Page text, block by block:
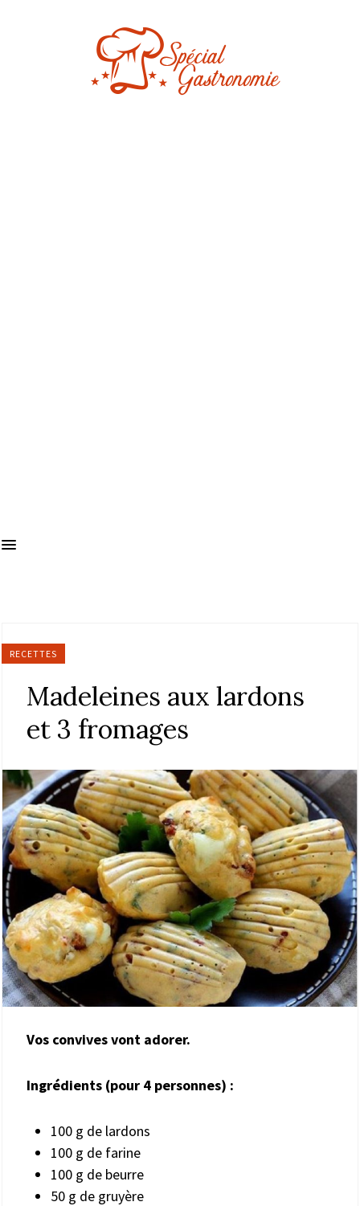
RECETTES
Madeleines aux lardons
et 3 fromages
Vos convives vont adorer.
Ingrédients (pour 4 personnes) :
100 g de lardons
100 g de farine
100 g de beurre
50 g de gruyère